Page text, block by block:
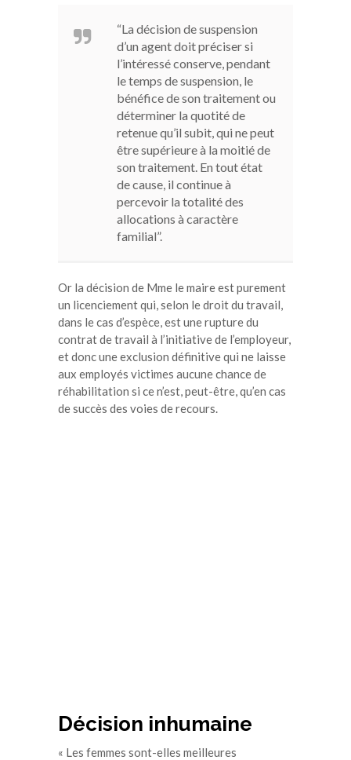
“La décision de suspension
d’un agent doit préciser si
l’intéressé conserve, pendant
le temps de suspension, le
bénéfice de son traitement ou
déterminer la quotité de
retenue qu’il subit, qui ne peut
être supérieure à la moitié de
son traitement. En tout état
de cause, il continue à
percevoir la totalité des
allocations à caractère
familial”.
Or la décision de Mme le maire est purement
un licenciement qui, selon le droit du travail,
dans le cas d’espèce, est une rupture du
contrat de travail à l’initiative de l’employeur,
et donc une exclusion définitive qui ne laisse
aux employés victimes aucune chance de
réhabilitation si ce n’est, peut-être, qu’en cas
de succès des voies de recours.
Décision inhumaine
« Les femmes sont-elles meilleures